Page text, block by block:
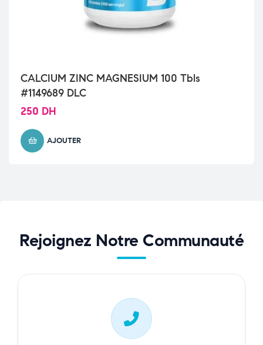
CALCIUM ZINC MAGNESIUM 100 Tbls
#1149689 DLC
250 DH
AJOUTER
Rejoignez Notre Communauté